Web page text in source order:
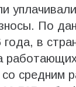
уплачивали
По
года, в
со средним